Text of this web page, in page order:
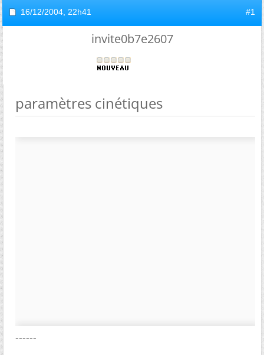
16/12/2004, 22h41 #1
invite0b7e2607
paramètres cinétiques
------